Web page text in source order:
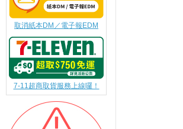
取消紙本DM／電子報EDM
7-11超商取貨服務上線囉！